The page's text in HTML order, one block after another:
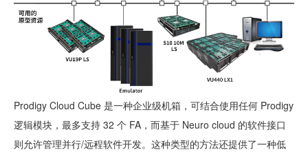
Prodigy Cloud Cube 是一种企业级机箱，可结合使用任何 Prodigy
逻辑模块，最多支持 32 个 FA，而基于 Neuro cloud 的软件接口
则允许管理并行/远程软件开发。这种类型的方法还提供了一种低